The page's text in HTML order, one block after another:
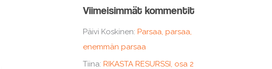
Viimeisimmät kommentit
Päivi Koskinen: Parsaa, parsaa,
enemmän parsaa
Tiina: RIKASTA RESURSSI, osa 2